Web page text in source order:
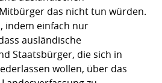
das nicht tun würden.
indem einfach nur
ausländische
Staatsbürger, die sich in
wollen, über das